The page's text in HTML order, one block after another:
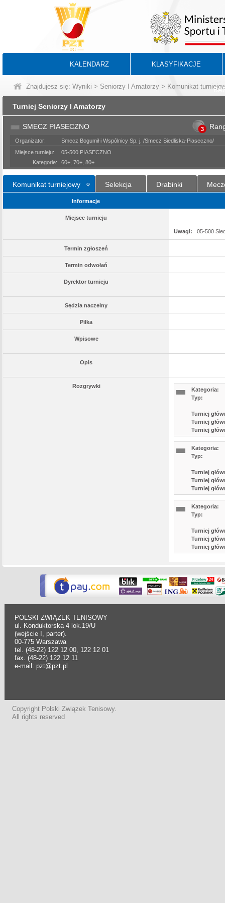
KALENDARZ KLASYFIKACJE
Znajdujesz się: Wyniki > Seniorzy I Amatorzy > Komunikat
Turniej Seniorzy I Amatorzy
SMECZ PIASECZNO 3
Organizator:
Smecz Bogumił i Wspólnicy Sp. j. /Smecz Siedliska-Piaseczno/
Miejsce turnieju:
05-500 PIASECZNO
Kategorie:
60+, 70+, 80+
Komunikat turniejowy Selekcja Drabinki
Informacje
Miejsce turnieju
Uwagi: 05-500
Termin zgłoszeń
Termin odwołań
Dyrektor turnieju
Sędzia naczelny
Piłka
Wpisowe
Opis
Rozgrywki
Kategoria:
Typ:
Turniej
Turniej
Turniej
Kategoria:
Typ:
Turniej
Turniej
Turniej
Kategoria:
Typ:
Turniej
Turniej
Turniej
POLSKI ZWIĄZEK TENISOWY
ul. Konduktorska 4 lok.19/U
(wejście I, parter).
00-775 Warszawa
tel. (48-22) 122 12 00, 122 12 01
fax. (48-22) 122 12 11
e-mail: pzt@pzt.pl
Copyright Polski Związek Tenisowy.
All rights reserved